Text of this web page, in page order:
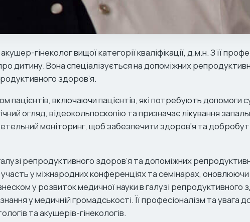
гінеколог вищої категорії кваліфікації, д.м.н. З її
дитину. Вона спеціалізується на допоміжних
здоров’я.
пацієнтів, включаючи пацієнтів, які потребують допомоги
огляд, відеокольпоскопію та призначає лікування
моніторинг, щоб забезпечити здоров’я та
репродуктивного здоров’я та допоміжних
у міжнародних конференціях та семінарах, оновлюючи
у розвиток медичної науки в галузі репродуктивного
у медичній громадськості. Її професіоналізм та увага
та акушерів-гінекологів.